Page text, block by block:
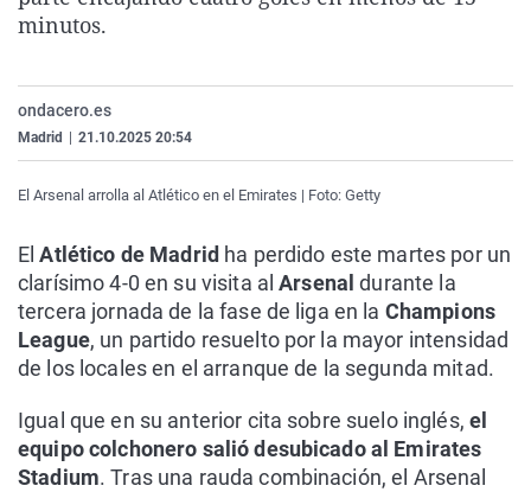
País Vasco
minutos.
ondacero.es
Madrid 21.10.2025 20:54
El Arsenal arrolla al Atlético en el Emirates | Foto: Getty
El Atlético de Madrid ha perdido este martes por un
clarísimo 4-0 en su visita alArsenaldurante la
tercera jornada de la fase de liga en la Champions
League, un partido resuelto por la mayor intensidad
de los locales en el arranque de la segunda mitad.
Igual que en su anterior cita sobre suelo inglés, el
equipo colchonero salió desubicado al Emirates
Stadium. Tras una rauda combinación, el Arsenal